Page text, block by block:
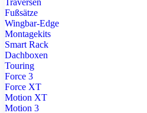
Traversen
Fußsätze
Wingbar-Edge
Montagekits
Smart Rack
Dachboxen
Touring
Force 3
Force XT
Motion XT
Motion 3